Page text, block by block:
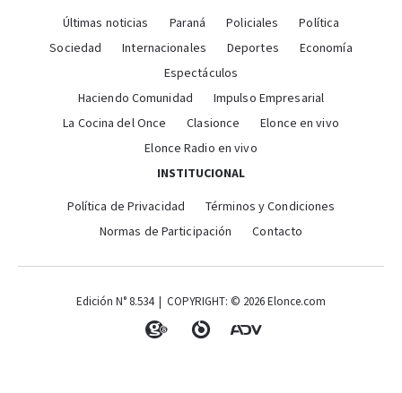
Últimas noticias Paraná Policiales
Política
Sociedad
Internacionales Deportes
Economía
Espectáculos
Haciendo Comunidad
Impulso Empresarial
La Cocina del Once
Clasionce
Elonce en vivo
Elonce Radio en vivo
INSTITUCIONAL
Política de Privacidad
Términos y Condiciones
Normas de Participación
Contacto
Edición N° 8.534 | COPYRIGHT: © 2026 Elonce.com